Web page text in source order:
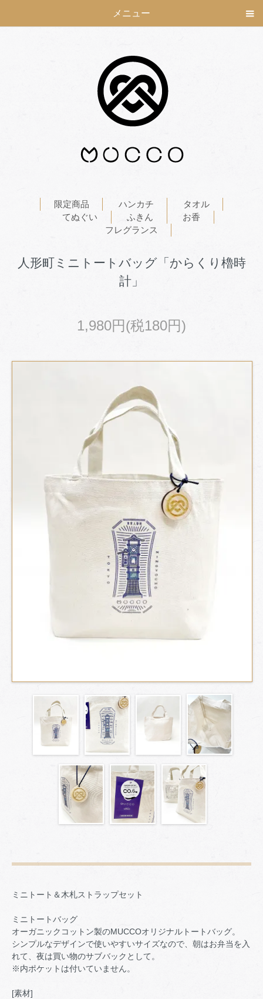
メニュー
限定商品 ハンカチ
タオル
てぬぐい
ふきん
お香
フレグランス
人形町ミニトートバッグ「からくり櫓時
計」
1,980円(税180円)
ミニトート＆木札ストラップセット
ミニトートバッグ
オーガニックコットン製のMUCCOオリジナルトートバッグ。
シンプルなデザインで使いやすいサイズなので、朝はお弁当を入
れて、夜は買い物のサブバックとして。
※内ポケットは付いていません。
[素材]